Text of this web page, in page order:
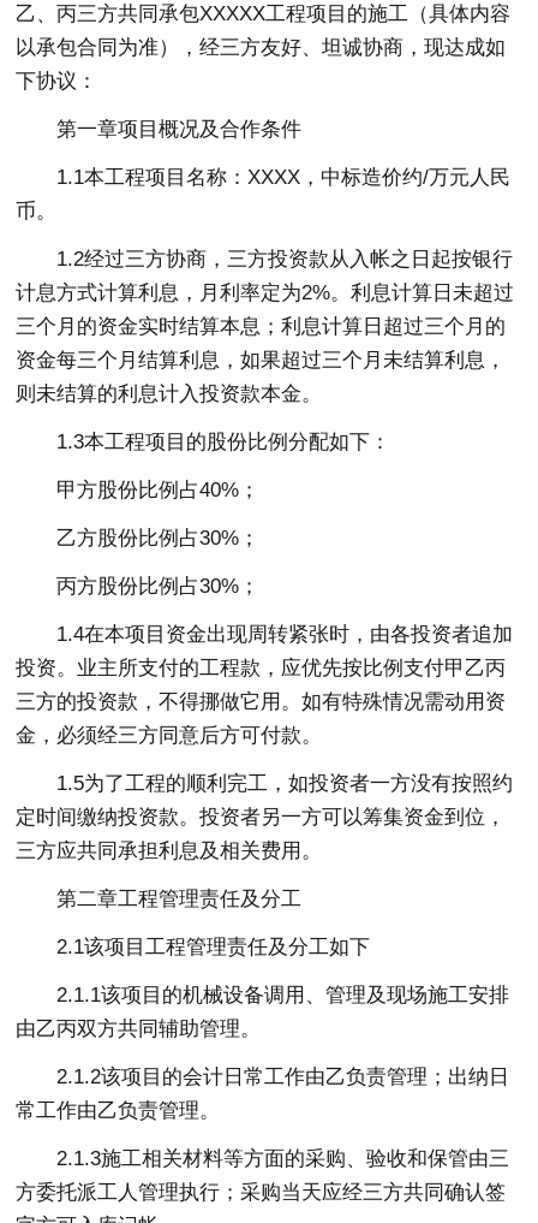
乙、丙三方共同承包XXXXX工程项目的施工（具体内容
以承包合同为准），经三方友好、坦诚协商，现达成如
下协议：
第一章项目概况及合作条件
1.1本工程项目名称：XXXX，中标造价约/万元人民
币。
1.2经过三方协商，三方投资款从入帐之日起按银行
计息方式计算利息，月利率定为2%。利息计算日未超过
三个月的资金实时结算本息；利息计算日超过三个月的
资金每三个月结算利息，如果超过三个月未结算利息，
则未结算的利息计入投资款本金。
1.3本工程项目的股份比例分配如下：
甲方股份比例占40%；
乙方股份比例占30%；
丙方股份比例占30%；
1.4在本项目资金出现周转紧张时，由各投资者追加
投资。业主所支付的工程款，应优先按比例支付甲乙丙
三方的投资款，不得挪做它用。如有特殊情况需动用资
金，必须经三方同意后方可付款。
1.5为了工程的顺利完工，如投资者一方没有按照约
定时间缴纳投资款。投资者另一方可以筹集资金到位，
三方应共同承担利息及相关费用。
第二章工程管理责任及分工
2.1该项目工程管理责任及分工如下
2.1.1该项目的机械设备调用、管理及现场施工安排
由乙丙双方共同辅助管理。
2.1.2该项目的会计日常工作由乙负责管理；出纳日
常工作由乙负责管理。
2.1.3施工相关材料等方面的采购、验收和保管由三
方委托派工人管理执行；采购当天应经三方共同确认签